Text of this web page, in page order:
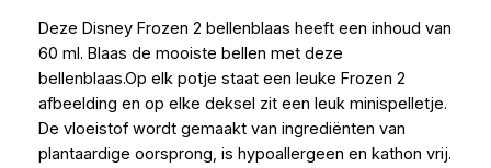
Deze Disney Frozen 2 bellenblaas heeft een inhoud van
60 ml. Blaas de mooiste bellen met deze
bellenblaas.Op elk potje staat een leuke Frozen 2
afbeelding en op elke deksel zit een leuk minispelletje.
De vloeistof wordt gemaakt van ingrediënten van
plantaardige oorsprong, is hypoallergeen en kathon vrij.